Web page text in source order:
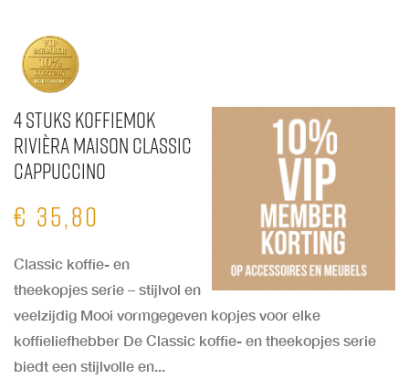
4 stuks Koffiemok
Rivièra Maison Classic
Cappuccino
€ 35,80
Classic koffie- en
theekopjes serie – stijlvol en
veelzijdig Mooi vormgegeven kopjes voor elke
koffieliefhebber De Classic koffie- en theekopjes serie
biedt een stijlvolle en...